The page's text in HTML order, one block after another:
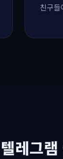
친구들
레그